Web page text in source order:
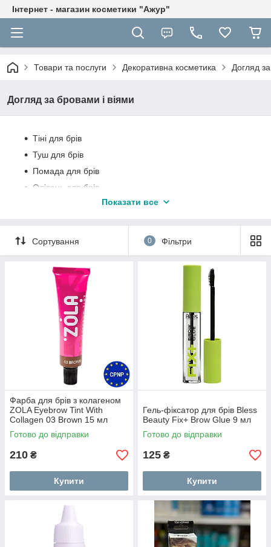
Інтернет - магазин косметики "Ажур"
Товари та послуги Декоративна косметика Догляд
Догляд за бровами і віями
Тіні для брів
Туш для брів
Помада для брів
Олівець для брів
Показати все
Сортування 0 Фільтри
Фарба для брів з колагеном
ZOLA Eyebrow Tint With
Collagen 03 Brown 15 мл
Готово до відправки
210 ₴
Купити
Гель-фіксатор для брів Bless
Beauty Fix+ Brow Glue 9 мл
Готово до відправки
125 ₴
Купити